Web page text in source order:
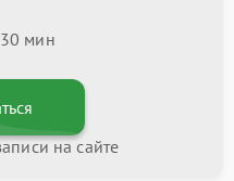
мин
на сайте